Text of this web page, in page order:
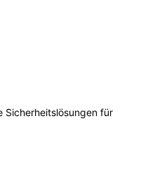
Sicherheitslösungen für